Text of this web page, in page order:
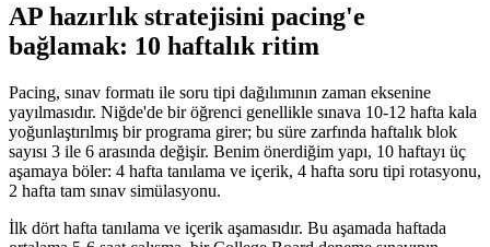
AP hazırlık stratejisini pacing'e
bağlamak: 10 haftalık ritim
Pacing, sınav formatı ile soru tipi dağılımının zaman eksenine
yayılmasıdır. Niğde'de bir öğrenci genellikle sınava 10-12 hafta kala
yoğunlaştırılmış bir programa girer; bu süre zarfında haftalık blok
sayısı 3 ile 6 arasında değişir. Benim önerdiğim yapı, 10 haftayı üç
aşamaya böler: 4 hafta tanılama ve içerik, 4 hafta soru tipi rotasyonu,
2 hafta tam sınav simülasyonu.
İlk dört hafta tanılama ve içerik aşamasıdır. Bu aşamada haftada